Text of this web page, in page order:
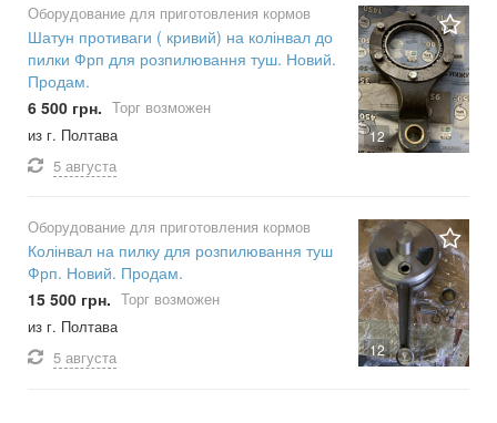
12
Оборудование для приготовления кормов
Шатун противаги ( кривий) на колінвал до
пилки Фрп для розпилювання туш. Новий.
Продам.
6 500 грн. Торг возможен
из г. Полтава
5 августа
12
Оборудование для приготовления кормов
Колінвал на пилку для розпилювання туш
Фрп. Новий. Продам.
15 500 грн. Торг возможен
из г. Полтава
5 августа